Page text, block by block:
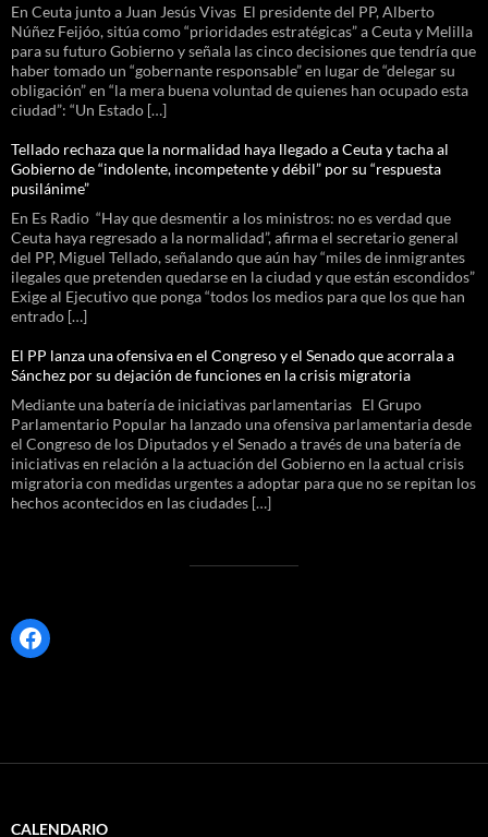
En Ceuta junto a Juan Jesús Vivas El presidente del PP, Alberto
Núñez Feijóo, sitúa como “prioridades estratégicas” a Ceuta y Melilla
para su futuro Gobierno y señala las cinco decisiones que tendría que
haber tomado un “gobernante responsable” en lugar de “delegar su
obligación” en “la mera buena voluntad de quienes han ocupado esta
ciudad”: “Un Estado […]
Tellado rechaza que la normalidad haya llegado a Ceuta y tacha al
Gobierno de “indolente, incompetente y débil” por su “respuesta
pusilánime”
En Es Radio “Hay que desmentir a los ministros: no es verdad que
Ceuta haya regresado a la normalidad”, afirma el secretario general
del PP, Miguel Tellado, señalando que aún hay “miles de inmigrantes
ilegales que pretenden quedarse en la ciudad y que están escondidos”
Exige al Ejecutivo que ponga “todos los medios para que los que han
entrado […]
El PP lanza una ofensiva en el Congreso y el Senado que acorrala a
Sánchez por su dejación de funciones en la crisis migratoria
Mediante una batería de iniciativas parlamentarias El Grupo
Parlamentario Popular ha lanzado una ofensiva parlamentaria desde
el Congreso de los Diputados y el Senado a través de una batería de
iniciativas en relación a la actuación del Gobierno en la actual crisis
migratoria con medidas urgentes a adoptar para que no se repitan los
hechos acontecidos en las ciudades […]
Facebook
CALENDARIO